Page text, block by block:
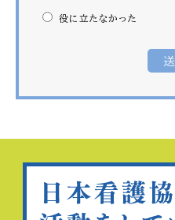
役に立たなかった